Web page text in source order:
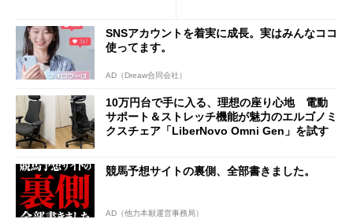
SNSアカウントを着実に成長。実はみんなココ
使ってます。
AD（Dreaw合同会社）
10万円台で手に入る、理想の座り心地 電動
サポート＆ストレッチ機能が魅力のエルゴノミ
クスチェア「LiberNovo Omni Gen」を試す
競馬予想サイトの裏側、全部書きました。
AD（他力本願運営事務局）